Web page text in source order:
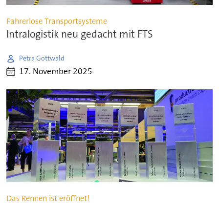
Fahrerlose Transportsysteme
Intralogistik neu gedacht mit FTS
Petra Gottwald
17. November 2025
Das Rennen ist eröffnet!